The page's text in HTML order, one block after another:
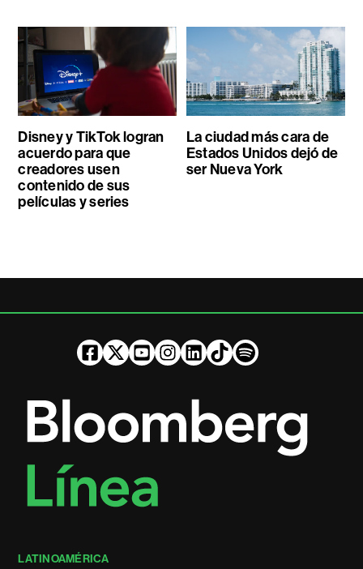
Disney y TikTok logran
acuerdo para que
creadores usen
contenido de sus
películas y series
La ciudad más cara de
Estados Unidos dejó de
ser Nueva York
LATINOAMÉRICA